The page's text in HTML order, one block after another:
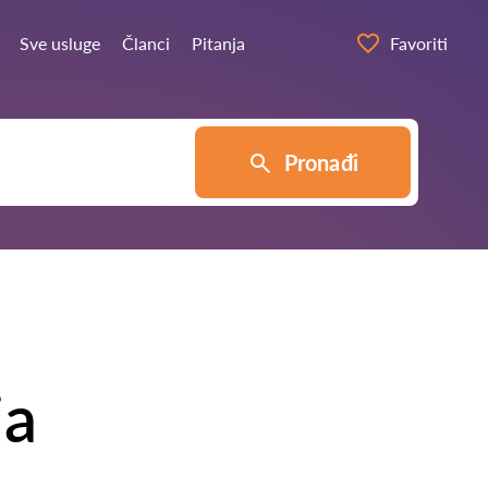
Sve usluge Članci Pitanja Favoriti
Pronađi